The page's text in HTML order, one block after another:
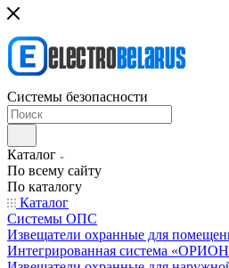
Системы безопасности
Каталог
По всему сайту
По каталогу
Каталог
Системы ОПС
Извещатели охранные для
Интегрированная система